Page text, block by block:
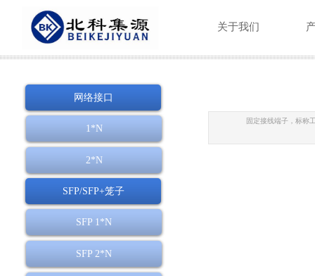
网络接口
固定接线端子，标称
1*N
2*N
SFP/SFP+笼子
SFP 1*N
SFP 2*N
关于我们